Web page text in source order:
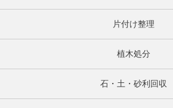
片付け整理
植木処分
石・土・砂利回収